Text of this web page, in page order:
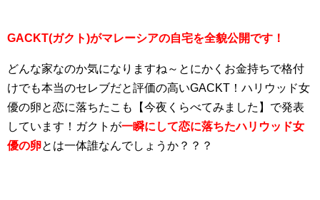
GACKT(ガクト)がマレーシアの自宅を全貌公開です！
どんな家なのか気になりますね～とにかくお金持ちで格付
けでも本当のセレブだと評価の高いGACKT！ハリウッド女
優の卵と恋に落ちたこも【今夜くらべてみました】で発表
しています！ガクトが一瞬にして恋に落ちたハリウッド女
優の卵とは一体誰なんでしょうか？？？